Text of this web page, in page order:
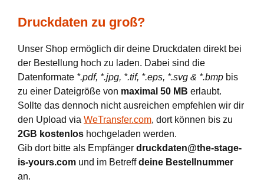
Druckdaten zu groß?
Unser Shop ermöglich dir deine Druckdaten direkt bei
der Bestellung hoch zu laden. Dabei sind die
Datenformate *.pdf, *.jpg, *.tif, *.eps, *.svg & *.bmp bis
zu einer Dateigröße von maximal 50 MB erlaubt.
Sollte das dennoch nicht ausreichen empfehlen wir dir
den Upload via WeTransfer.com, dort können bis zu
2GB kostenlos hochgeladen werden.
Gib dort bitte als Empfänger druckdaten@the-stage-
is-yours.com und im Betreffdeine Bestellnummer
an.